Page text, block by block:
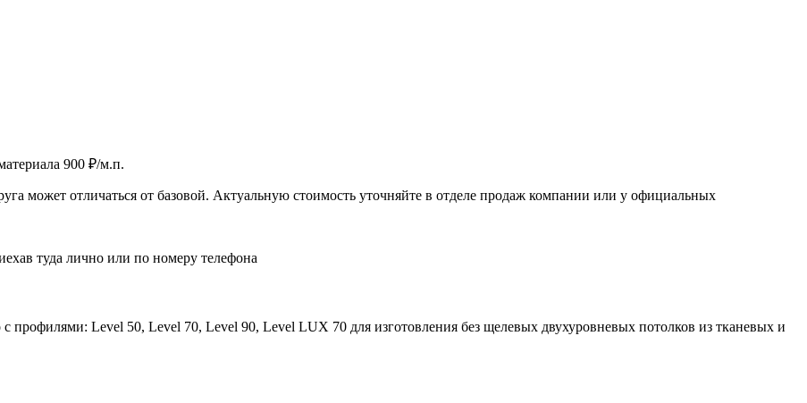
900 ₽/м.п.
может отличаться от базовой. Актуальную стоимость уточняйте в отделе продаж компании или у официальных
туда лично или по номеру телефона
профилями: Level 50, Level 70, Level 90, Level LUX 70 для изготовления без щелевых двухуровневых потолков из тканевых и